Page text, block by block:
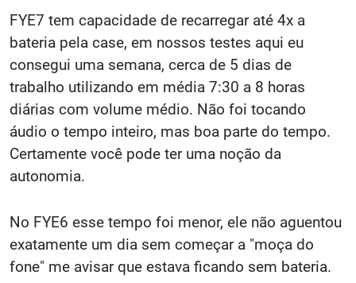
FYE7 tem capacidade de recarregar até 4x a
bateria pela case, em nossos testes aqui eu
consegui uma semana, cerca de 5 dias de
trabalho utilizando em média 7:30 a 8 horas
diárias com volume médio. Não foi tocando
áudio o tempo inteiro, mas boa parte do tempo.
Certamente você pode ter uma noção da
autonomia.
No FYE6 esse tempo foi menor, ele não aguentou
exatamente um dia sem começar a "moça do
fone" me avisar que estava ficando sem bateria.